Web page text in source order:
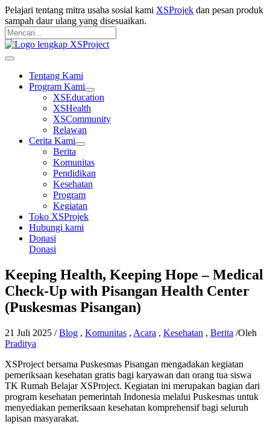
Langsung
ke
konten
Pelajari tentang mitra usaha sosial kami XSProjek dan pesan produk
sampah daur ulang yang disesuaikan.
Pencarian
untuk:
Mencari
Main
Tentang Kami
Program Kami
XSEducation
XSHealth
XSCommunity
Relawan
Cerita Kami
Berita
Komunitas
Pendidikan
Kesehatan
Program
Kegiatan
Toko XSProjek
Hubungi kami
Donasi
Donasi
Keeping Health, Keeping Hope – Medical
Check-Up with Pisangan Health Center
(Puskesmas Pisangan)
21 Juli 2025 /Blog , Komunitas , Acara , Kesehatan , Berita /Oleh
Praditya
XSProject bersama Puskesmas Pisangan mengadakan kegiatan
pemeriksaan kesehatan gratis bagi karyawan dan orang tua siswa
TK Rumah Belajar XSProject. Kegiatan ini merupakan bagian dari
program kesehatan pemerintah Indonesia melalui Puskesmas untuk
menyediakan pemeriksaan kesehatan komprehensif bagi seluruh
lapisan masyarakat.